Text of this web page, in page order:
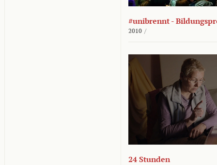
#unibrennt -
2010 /
24 Stunden